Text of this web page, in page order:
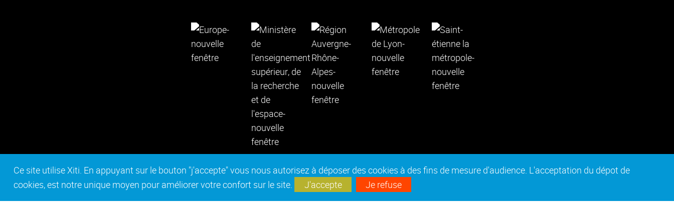
Ce site utilise Xiti. En appuyant sur le bouton "j'accepte" vous nous autorisez à déposer des cookies à des fins de mesure d'audience. L'acceptation du dépot de
cookies, est notre unique moyen pour améliorer votre confort sur le site.
J'accepte Je refuse
Contact Mentions légales Actes réglementaires Marchés publics Accessibilité : non conforme